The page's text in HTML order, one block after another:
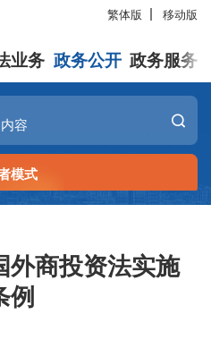
繁体版 移动版
业务 政务公开 政务服务
模式
外商投资法实施
例